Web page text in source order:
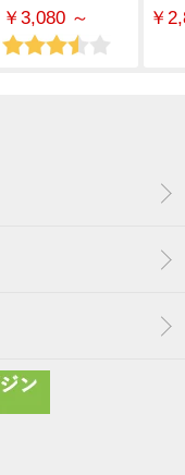
￥3,080 ～ ￥